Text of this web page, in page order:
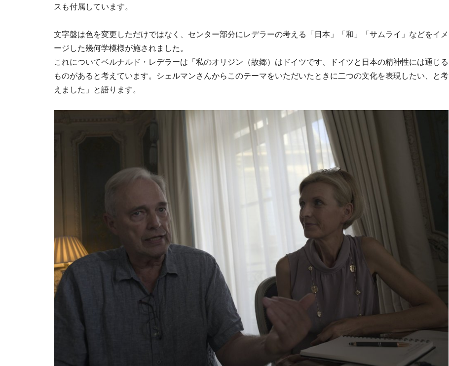
スも付属しています。
文字盤は色を変更しただけではなく、センター部分にレデラーの考える「日本」「和」「サムライ」などをイメ
ージした幾何学模様が施されました。
これについてベルナルド・レデラーは「私のオリジン（故郷）はドイツです、ドイツと日本の精神性には通じる
ものがあると考えています。シェルマンさんからこのテーマをいただいたときに二つの文化を表現したい、と考
えました」と語ります。